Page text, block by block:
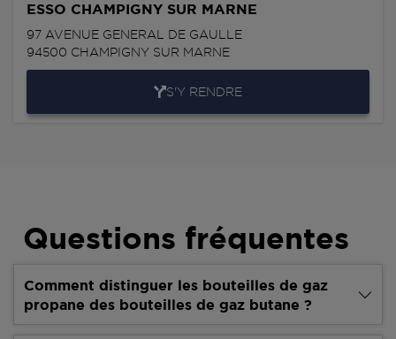
ESSO CHAMPIGNY SUR MARNE
97 AVENUE GENERAL DE GAULLE
94500 CHAMPIGNY SUR MARNE
S'Y RENDRE
Questions fréquentes
Comment distinguer les bouteilles de gaz
propane des bouteilles de gaz butane ?